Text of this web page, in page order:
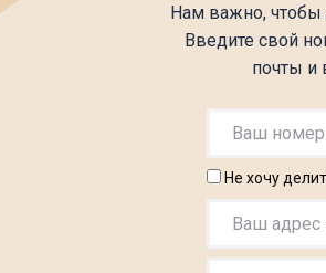
Нам важно,
Введите свой
почты и
Не хочу